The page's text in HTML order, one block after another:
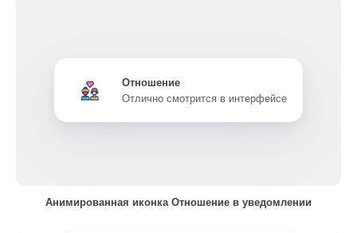
Отношение
Отлично смотрится в интерфейсе
Анимированная иконка Отношение в уведомлении